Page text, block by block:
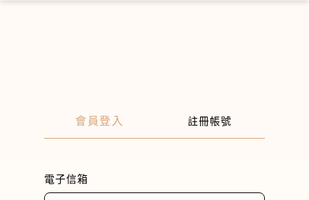
會員登入 註冊帳號
電子信箱